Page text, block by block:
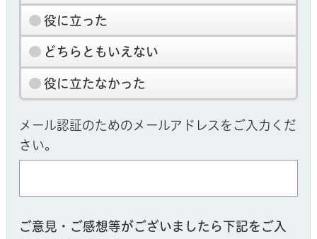
役に立った
どちらともいえない
役に立たなかった
メール認証のためのメールアドレスをご入力くだ
さい。
ご意見・ご感想等がございましたら下記をご入